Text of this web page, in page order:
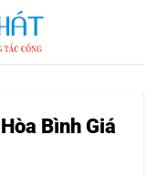
Bình Giá